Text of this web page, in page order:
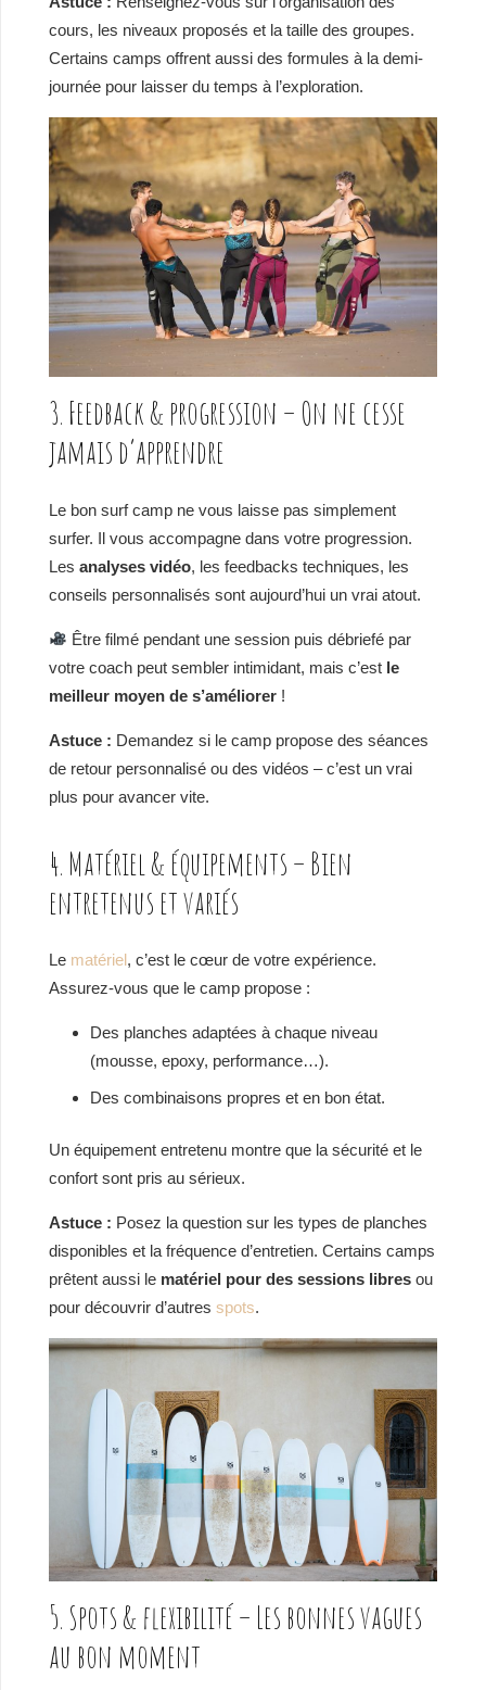
cours, les niveaux proposés et la taille des groupes.
Certains camps offrent aussi des formules à la demi-
journée pour laisser du temps à l’exploration.
3. Feedback & progression – On ne cesse
jamais d’apprendre
Le bon surf camp ne vous laisse pas simplement
surfer. Il vous accompagne dans votre progression.
Les analyses vidéo, les feedbacks techniques, les
conseils personnalisés sont aujourd’hui un vrai atout.
Être filmé pendant une session puis débriefé par
votre coach peut sembler intimidant, mais c’est le
meilleur moyen de s’améliorer !
Astuce : Demandez si le camp propose des séances
de retour personnalisé ou des vidéos – c’est un vrai
plus pour avancer vite.
4. Matériel & équipements – Bien
entretenus et variés
Le matériel, c’est le cœur de votre expérience.
Assurez-vous que le camp propose :
Des planches adaptées à chaque niveau
(mousse, epoxy, performance…).
Des combinaisons propres et en bon état.
Un équipement entretenu montre que la sécurité et le
confort sont pris au sérieux.
Astuce : Posez la question sur les types de planches
disponibles et la fréquence d’entretien. Certains camps
prêtent aussi le matériel pour des sessions libres ou
pour découvrir d’autres spots.
5. Spots & flexibilité – Les bonnes vagues
au bon moment